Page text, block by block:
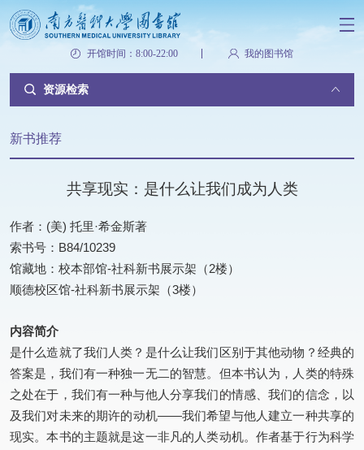
开馆时间：8:00-22:00 我的图书馆
资源检索
新书推荐
共享现实：是什么让我们成为人类
作者：(美) 托里·希金斯著
索书号：B84/10239
馆藏地：校本部馆-社科新书展示架（2楼）
顺德校区馆-社科新书展示架（3楼）
内容简介
是什么造就了我们人类？是什么让我们区别于其他动物？经典的
答案是，我们有一种独一无二的智慧。但本书认为，人类的特殊
之处在于，我们有一种与他人分享我们的情感、我们的信念，以
及我们对未来的期许的动机——我们希望与他人建立一种共享的
现实。本书的主题就是这一非凡的人类动机。作者基于行为科学